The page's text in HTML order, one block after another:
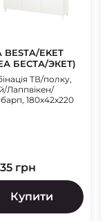
BESTA/EKET
БЕСТА/ЭКЕТ)
ТВ/полку,
Лаппвікен/
180x42x220
грн
Купити